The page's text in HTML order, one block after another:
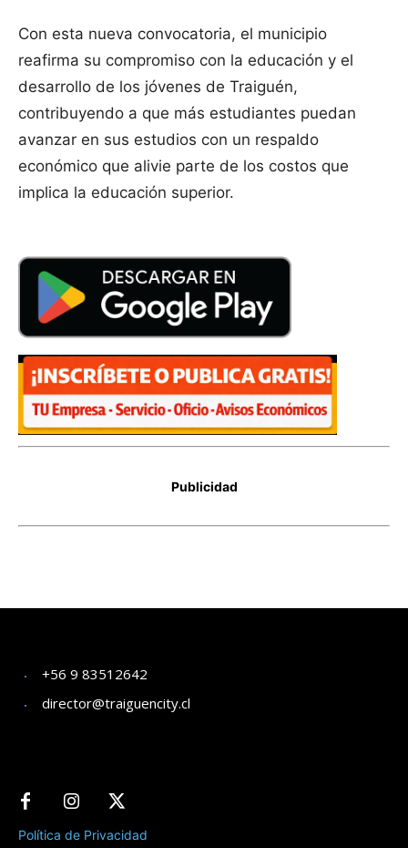
+56 9 83512642
director@traiguencity.cl
Política de Privacidad